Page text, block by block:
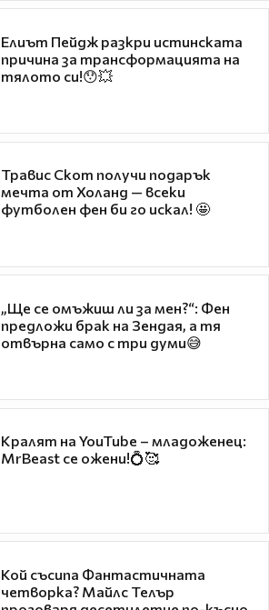
Елиът Пейдж разкри истинската
причина за трансформацията на
тялото си!😯💥
Травис Скот получи подарък
мечта от Холанд — всеки
футболен фен би го искал! 🤩
„Ще се омъжиш ли за мен?“: Фен
предложи брак на Зендая, а тя
отвърна само с три думи😅
Кралят на YouTube – младоженец:
MrBeast се ожени!💍🥰
Кой съсипа Фантастичната
четворка? Майлс Телър